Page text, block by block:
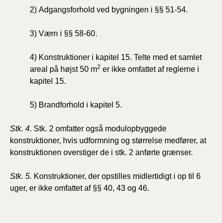
2) Adgangsforhold ved bygningen i §§ 51-54.
3) Værn i §§ 58-60.
4) Konstruktioner i kapitel 15. Telte med et samlet
areal på højst 50 m2 er ikke omfattet af reglerne i
kapitel 15.
5) Brandforhold i kapitel 5.
Stk. 4. Stk. 2 omfatter også modulopbyggede
konstruktioner, hvis udformning og størrelse medfører, at
konstruktionen overstiger de i stk. 2 anførte grænser.
Stk. 5. Konstruktioner, der opstilles midlertidigt i op til 6
uger, er ikke omfattet af §§ 40, 43 og 46.